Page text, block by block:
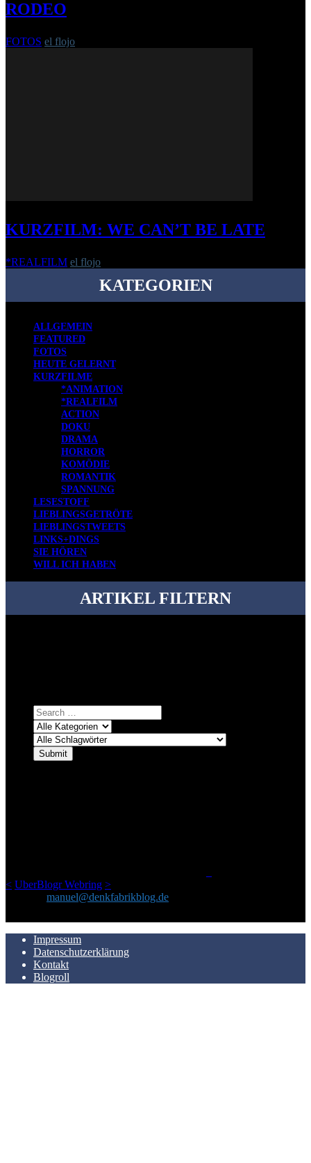
RODEO
FOTOS el flojo
KURZFILM: WE CAN’T BE LATE
*REALFILM el flojo
KATEGORIEN
ALLGEMEIN
FEATURED
FOTOS
HEUTE GELERNT
KURZFILME
*ANIMATION
*REALFILM
ACTION
DOKU
DRAMA
HORROR
KOMÖDIE
ROMANTIK
SPANNUNG
LESESTOFF
LIEBLINGSGETRÖTE
LIEBLINGSTWEETS
LINKS+DINGS
SIE HÖREN
WILL ICH HABEN
ARTIKEL FILTERN
< UberBlogr Webring >
manuel@denkfabrikblog.de
Impressum
Datenschutzerklärung
Kontakt
Blogroll